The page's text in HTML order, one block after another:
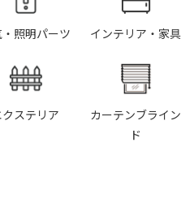
照明パーツ インテリア・家具
ステリア
カーテンブライン
ド